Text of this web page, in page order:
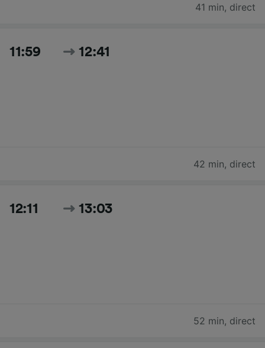
41 min, direct
11:59 12:41
42 min, direct
12:11 13:03
52 min, direct